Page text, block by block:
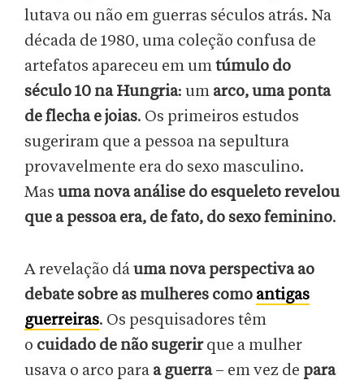
lutava ou não em guerras séculos atrás. Na
década de 1980, uma coleção confusa de
artefatos apareceu em umtúmulo do
século 10 na Hungria: um arco, uma ponta
de flecha e joias. Os primeiros estudos
sugeriram que a pessoa na sepultura
provavelmente era do sexo masculino.
Mas uma nova análise do esqueleto revelou
que a pessoa era, de fato, do sexo feminino.
A revelação dáuma nova perspectiva ao
debate sobre as mulheres como antigas
guerreiras. Os pesquisadores têm
o cuidado de não sugerirque a mulher
usava o arco para a guerra– em vez de para